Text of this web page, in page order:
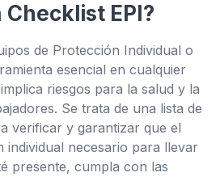
👆
tú mismo
Checklist EPI?
de Protección Individual o
esencial en cualquier
riesgos para la salud y la
Se trata de una lista de
verificar y garantizar que el
individual necesario para llevar
presente, cumpla con las